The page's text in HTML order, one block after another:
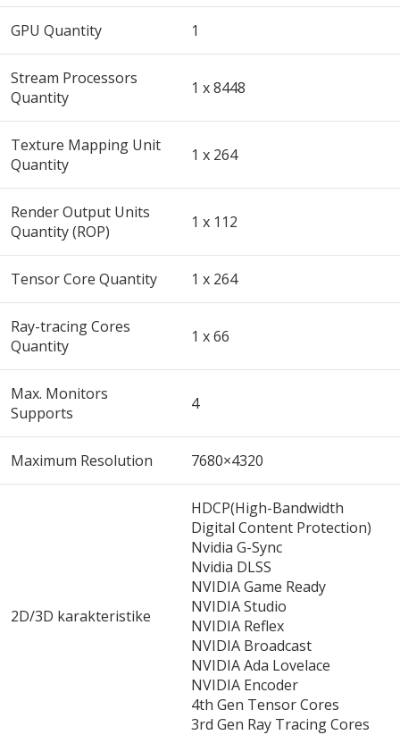
GPU Quantity 1
Stream Processors
Quantity
1 x 8448
Texture Mapping Unit
Quantity
1 x 264
Render Output Units
Quantity (ROP)
1 x 112
Tensor Core Quantity 1 x 264
Ray-tracing Cores
Quantity
1 x 66
Max. Monitors
Supports
4
Maximum Resolution 7680×4320
2D/3D karakteristike
HDCP(High-Bandwidth
Digital Content Protection)
Nvidia G-Sync
Nvidia DLSS
NVIDIA Game Ready
NVIDIA Studio
NVIDIA Reflex
NVIDIA Broadcast
NVIDIA Ada Lovelace
NVIDIA Encoder
4th Gen Tensor Cores
3rd Gen Ray Tracing Cores